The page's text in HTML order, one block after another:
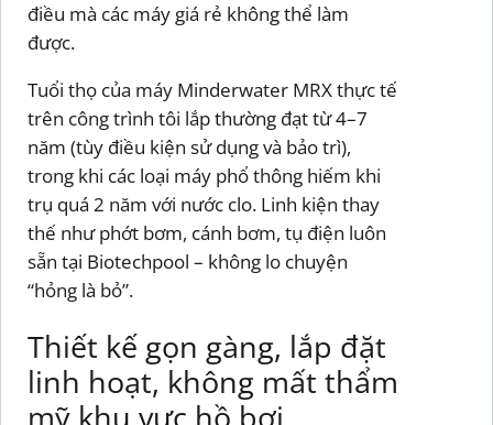
điều mà các máy giá rẻ không thể làm
được.
Tuổi thọ của máy Minderwater MRX thực tế
trên công trình tôi lắp thường đạt từ 4–7
năm (tùy điều kiện sử dụng và bảo trì),
trong khi các loại máy phổ thông hiếm khi
trụ quá 2 năm với nước clo. Linh kiện thay
thế như phớt bơm, cánh bơm, tụ điện luôn
sẵn tại Biotechpool – không lo chuyện
“hỏng là bỏ”.
Thiết kế gọn gàng, lắp đặt
linh hoạt, không mất thẩm